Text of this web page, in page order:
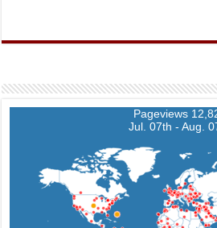
12,829
Jul. 07th - Aug.